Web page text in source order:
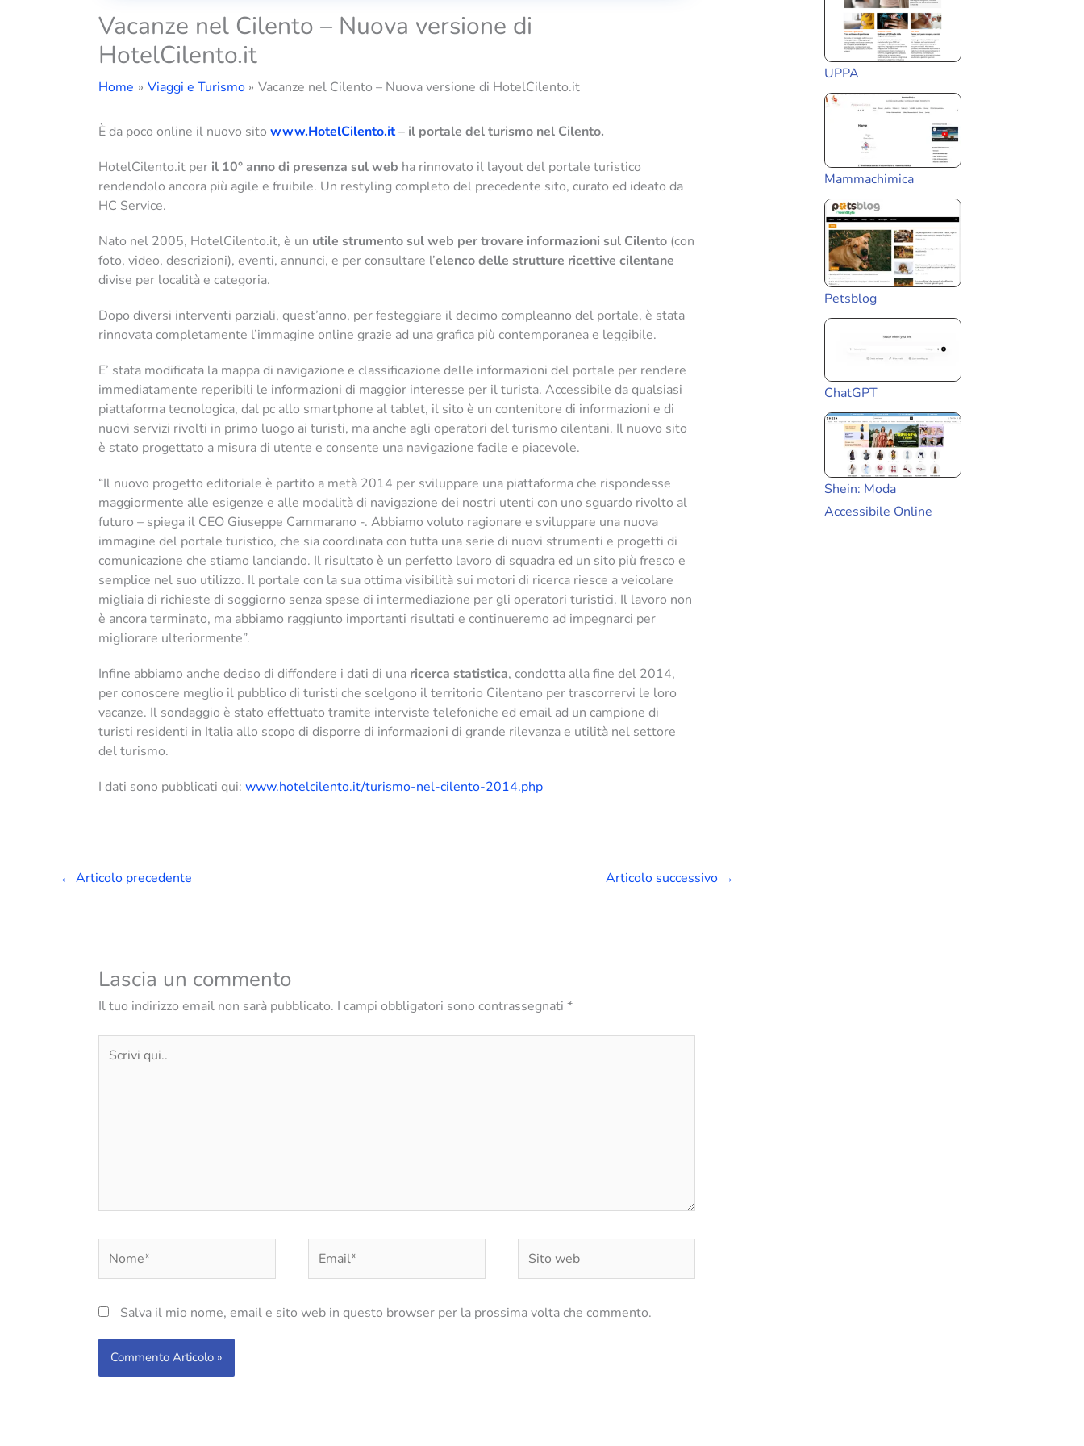
Vacanze nel Cilento – Nuova versione di
HotelCilento.it
Home Viaggi e Turismo Vacanze nel Cilento – Nuova versione di HotelCilento.it
È da poco online il nuovo sito www.HotelCilento.it– il portale del turismo nel Cilento.
HotelCilento.it per il 10° anno di presenza sul web ha rinnovato il layout del portale turistico
rendendolo ancora più agile e fruibile. Un restyling completo del precedente sito, curato ed ideato da
HC Service.
Nato nel 2005, HotelCilento.it, è un utile strumento sul web per trovare informazioni sul Cilento (con
foto, video, descrizioni), eventi, annunci, e per consultare l’elenco delle strutture ricettive cilentane
divise per località e categoria.
Dopo diversi interventi parziali, quest’anno, per festeggiare il decimo compleanno del portale, è stata
rinnovata completamente l’immagine online grazie ad una grafica più contemporanea e leggibile.
E’ stata modificata la mappa di navigazione e classificazione delle informazioni del portale per rendere
immediatamente reperibili le informazioni di maggior interesse per il turista. Accessibile da qualsiasi
piattaforma tecnologica, dal pc allo smartphone al tablet, il sito è un contenitore di informazioni e di
nuovi servizi rivolti in primo luogo ai turisti, ma anche agli operatori del turismo cilentani. Il nuovo sito
è stato progettato a misura di utente e consente una navigazione facile e piacevole.
“Il nuovo progetto editoriale è partito a metà 2014 per sviluppare una piattaforma che rispondesse
maggiormente alle esigenze e alle modalità di navigazione dei nostri utenti con uno sguardo rivolto al
futuro – spiega il CEO Giuseppe Cammarano -. Abbiamo voluto ragionare e sviluppare una nuova
immagine del portale turistico, che sia coordinata con tutta una serie di nuovi strumenti e progetti di
comunicazione che stiamo lanciando. Il risultato è un perfetto lavoro di squadra ed un sito più fresco e
semplice nel suo utilizzo. Il portale con la sua ottima visibilità sui motori di ricerca riesce a veicolare
migliaia di richieste di soggiorno senza spese di intermediazione per gli operatori turistici. Il lavoro non
è ancora terminato, ma abbiamo raggiunto importanti risultati e continueremo ad impegnarci per
migliorare ulteriormente”.
Infine abbiamo anche deciso di diffondere i dati di una ricerca statistica, condotta alla fine del 2014,
per conoscere meglio il pubblico di turisti che scelgono il territorio Cilentano per trascorrervi le loro
vacanze. Il sondaggio è stato effettuato tramite interviste telefoniche ed email ad un campione di
turisti residenti in Italia allo scopo di disporre di informazioni di grande rilevanza e utilità nel settore
del turismo.
I dati sono pubblicati qui: www.hotelcilento.it/turismo-nel-cilento-2014.php
← Articolo precedente Articolo successivo →
Lascia un commento
Il tuo indirizzo email non sarà pubblicato. I campi obbligatori sono contrassegnati *
qui..
web
Salva il mio nome, email e sito web in questo browser per la prossima volta che commento.
UPPA
Mammachimica
Petsblog
ChatGPT
Shein: Moda
Accessibile Online